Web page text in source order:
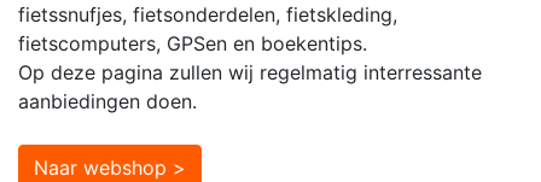
fietssnufjes, fietsonderdelen, fietskleding,
fietscomputers, GPSen en boekentips.
Op deze pagina zullen wij regelmatig interressante
aanbiedingen doen.
Naar webshop >